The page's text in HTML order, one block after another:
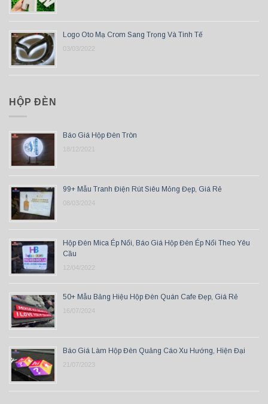
Logo Oto Mạ Crom Sang Trọng Và Tinh Tế
03/03/2022
HỘP ĐÈN
Báo Giá Hộp Đèn Tròn
18/12/2021
99+ Mẫu Tranh Điện Rút Siêu Mỏng Đẹp, Giá Rẻ
08/03/2024
Hộp Đèn Mica Ép Nổi, Báo Giá Hộp Đèn Ép Nổi Theo Yêu
Cầu
12/04/2022
50+ Mẫu Bảng Hiệu Hộp Đèn Quán Cafe Đẹp, Giá Rẻ
16/07/2024
Báo Giá Làm Hộp Đèn Quảng Cáo Xu Hướng, Hiện Đại
21/07/2023